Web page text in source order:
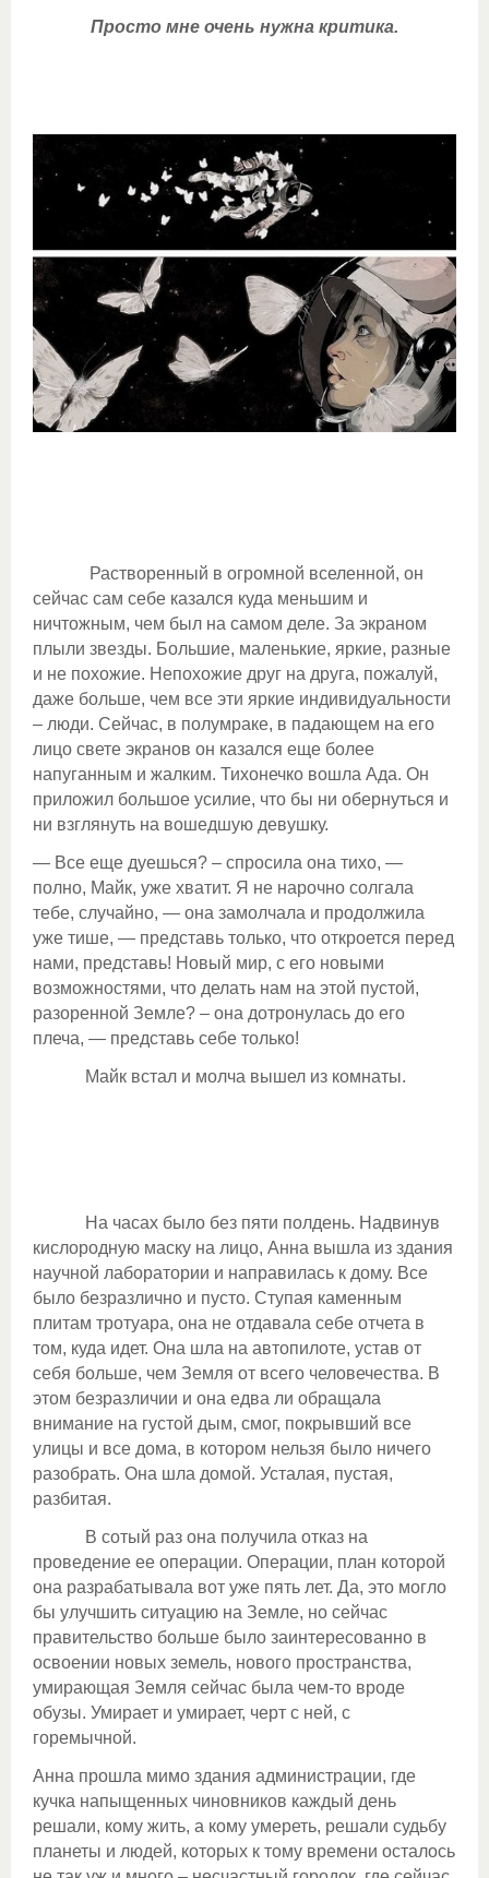
Просто мне очень нужна критика.
Растворенный в огромной вселенной, он
сейчас сам себе казался куда меньшим и
ничтожным, чем был на самом деле. За экраном
плыли звезды. Большие, маленькие, яркие, разные
и не похожие. Непохожие друг на друга, пожалуй,
даже больше, чем все эти яркие индивидуальности
– люди. Сейчас, в полумраке, в падающем на его
лицо свете экранов он казался еще более
напуганным и жалким. Тихонечко вошла Ада. Он
приложил большое усилие, что бы ни обернуться и
ни взглянуть на вошедшую девушку.
— Все еще дуешься? – спросила она тихо, —
полно, Майк, уже хватит. Я не нарочно солгала
тебе, случайно, — она замолчала и продолжила
уже тише, — представь только, что откроется перед
нами, представь! Новый мир, с его новыми
возможностями, что делать нам на этой пустой,
разоренной Земле? – она дотронулась до его
плеча, — представь себе только!
Майк встал и молча вышел из комнаты.
На часах было без пяти полдень. Надвинув
кислородную маску на лицо, Анна вышла из здания
научной лаборатории и направилась к дому. Все
было безразлично и пусто. Ступая каменным
плитам тротуара, она не отдавала себе отчета в
том, куда идет. Она шла на автопилоте, устав от
себя больше, чем Земля от всего человечества. В
этом безразличии и она едва ли обращала
внимание на густой дым, смог, покрывший все
улицы и все дома, в котором нельзя было ничего
разобрать. Она шла домой. Усталая, пустая,
разбитая.
В сотый раз она получила отказ на
проведение ее операции. Операции, план которой
она разрабатывала вот уже пять лет. Да, это могло
бы улучшить ситуацию на Земле, но сейчас
правительство больше было заинтересованно в
освоении новых земель, нового пространства,
умирающая Земля сейчас была чем-то вроде
обузы. Умирает и умирает, черт с ней, с
горемычной.
Анна прошла мимо здания администрации, где
кучка напыщенных чиновников каждый день
решали, кому жить, а кому умереть, решали судьбу
планеты и людей, которых к тому времени осталось